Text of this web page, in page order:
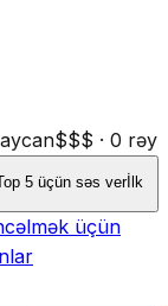
$$$ · 0 rəy
5 üçün səs verİlk
üçün